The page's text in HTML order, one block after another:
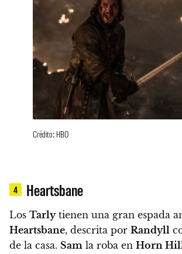
Crédito: HBO
4 Heartsbane
Los Tarlytienen una gran espada
Heartsbane, descrita por Randyll
de la casa. Sam la roba en Horn